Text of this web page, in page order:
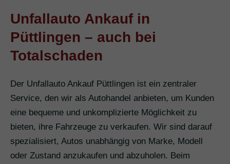
Unfallauto Ankauf in
Püttlingen – auch bei
Totalschaden
Der Unfallauto Ankauf Püttlingen ist ein zentraler
Service, den wir als Autohandel anbieten, um Kunden
eine bequeme und unkomplizierte Möglichkeit zu
bieten, ihre Fahrzeuge zu verkaufen. Wir sind darauf
spezialisiert, Autos unabhängig von Marke, Modell
oder Zustand anzukaufen und abzuholen. Beim